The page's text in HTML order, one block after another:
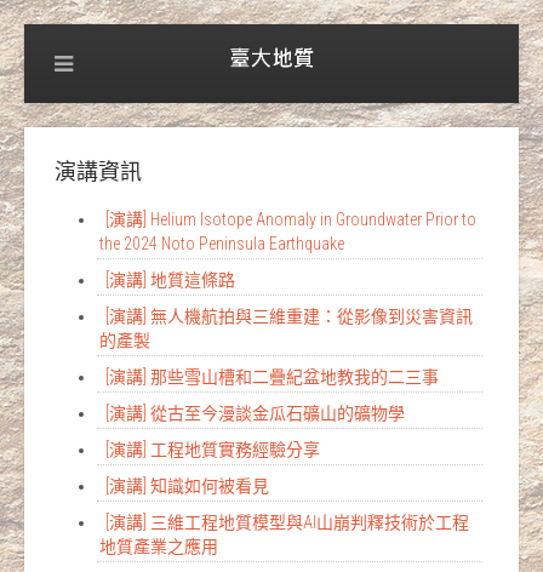
演講資訊
[演講] Helium Isotope Anomaly in Groundwater Prior to
the 2024 Noto Peninsula Earthquake
[演講] 地質這條路
[演講] 無人機航拍與三維重建：從影像到災害資訊
的產製
[演講] 那些雪山槽和二疊紀盆地教我的二三事
[演講] 從古至今漫談金瓜石礦山的礦物學
[演講] 工程地質實務經驗分享
[演講] 知識如何被看見
[演講] 三維工程地質模型與AI山崩判釋技術於工程
地質產業之應用